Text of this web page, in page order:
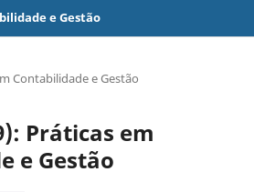
e Gestão
Contabilidade e Gestão
Práticas em
e Gestão